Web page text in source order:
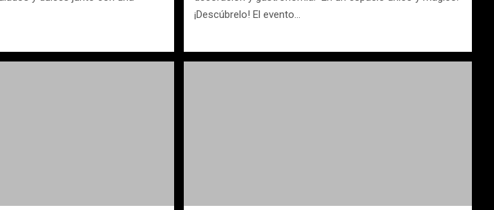
¡Descúbrelo! El evento…